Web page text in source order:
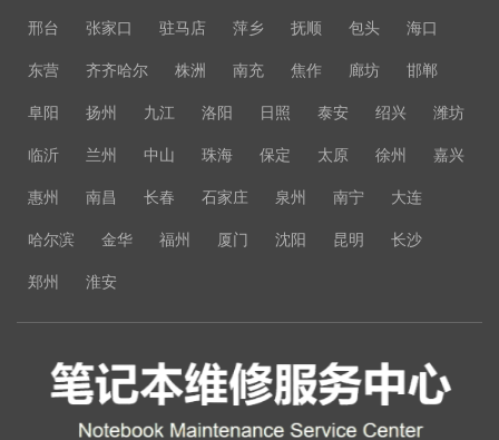
邢台 张家口 驻马店 萍乡 抚顺 包头 海口
东营 齐齐哈尔 株洲 南充 焦作 廊坊 邯郸
阜阳 扬州 九江 洛阳 日照 泰安 绍兴 潍坊
临沂 兰州 中山 珠海 保定 太原 徐州 嘉兴
惠州 南昌 长春 石家庄 泉州 南宁 大连
哈尔滨 金华 福州 厦门 沈阳 昆明 长沙
郑州 淮安